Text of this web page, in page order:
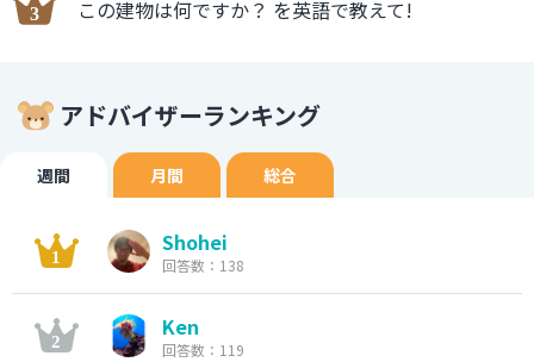
この建物は何ですか？ を英語で教えて!
アドバイザーランキング
週間 月間 総合
Shohei
回答数：138
Ken
回答数：119